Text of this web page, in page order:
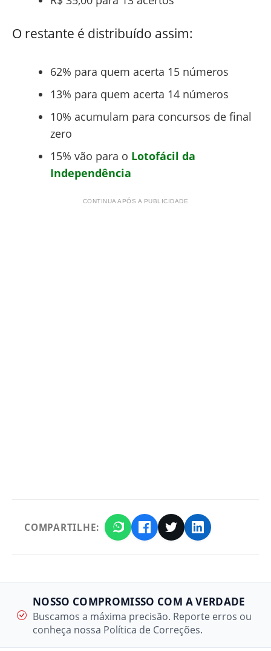
O restante é distribuído assim:
62% para quem acerta 15 números
13% para quem acerta 14 números
10% acumulam para concursos de final
zero
15% vão para o Lotofácil da
Independência
CONTINUA APÓS A PUBLICIDADE
COMPARTILHE:
NOSSO COMPROMISSO COM A VERDADE
Buscamos a máxima precisão. Reporte erros ou
conheça nossa Política de Correções.